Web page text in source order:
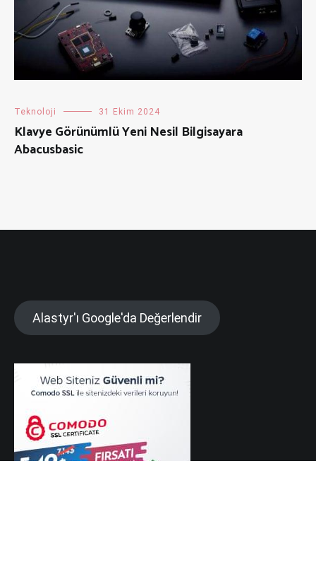
Teknoloji 31 Ekim 2024
Klavye Görünümlü Yeni Nesil Bilgisayara
Abacusbasic
Alastyr'ı Google'da Değerlendir